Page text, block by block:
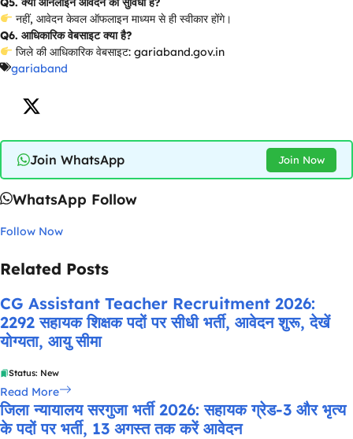
नहीं, आवेदन केवल ऑफलाइन माध्यम से ही स्वीकार होंगे।
Q6. आधिकारिक वेबसाइट क्या है?
जिले की आधिकारिक वेबसाइट: gariaband.gov.in
gariaband
Join WhatsApp Join Now
WhatsApp Follow
Follow Now
Related Posts
CG Assistant Teacher Recruitment 2026:
2292 सहायक शिक्षक पदों पर सीधी भर्ती, आवेदन शुरू, देखें
योग्यता, आयु सीमा
Status: New
Read More
जिला न्यायालय सरगुजा भर्ती 2026: सहायक ग्रेड-3 और भृत्य
के पदों पर भर्ती, 13 अगस्त तक करें आवेदन